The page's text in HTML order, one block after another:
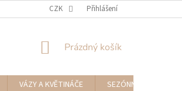
NAPIŠTE NÁM
CZK Přihlášení
NÁKUPNÍ
Prázdný košík
VÁZY A KVĚTINÁČE
SEZÓNNÍ DEKORACE